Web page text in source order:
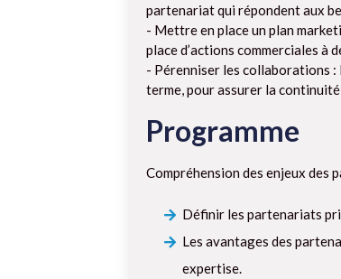
partenariat qui répondent aux
- Mettre en place un plan
place d’actions commerciales à
- Pérenniser les collaborations
terme, pour assurer la
Programme
Compréhension des enjeux des
Définir les partenariats
Les avantages des
expertise.